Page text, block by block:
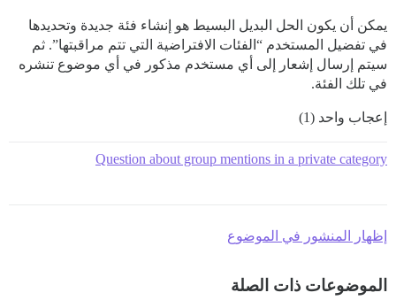
يمكن أن يكون الحل البديل البسيط هو إنشاء فئة جديدة وتحديدها
في تفضيل المستخدم “الفئات الافتراضية التي تتم مراقبتها”. ثم
سيتم إرسال إشعار إلى أي مستخدم مذكور في أي موضوع تنشره
في تلك الفئة.
إعجاب واحد (1)
Question about group mentions in a private category
إظهار المنشور في الموضوع
الموضوعات ذات الصلة